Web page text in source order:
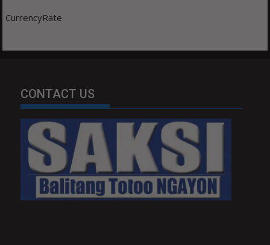
CurrencyRate
CONTACT US